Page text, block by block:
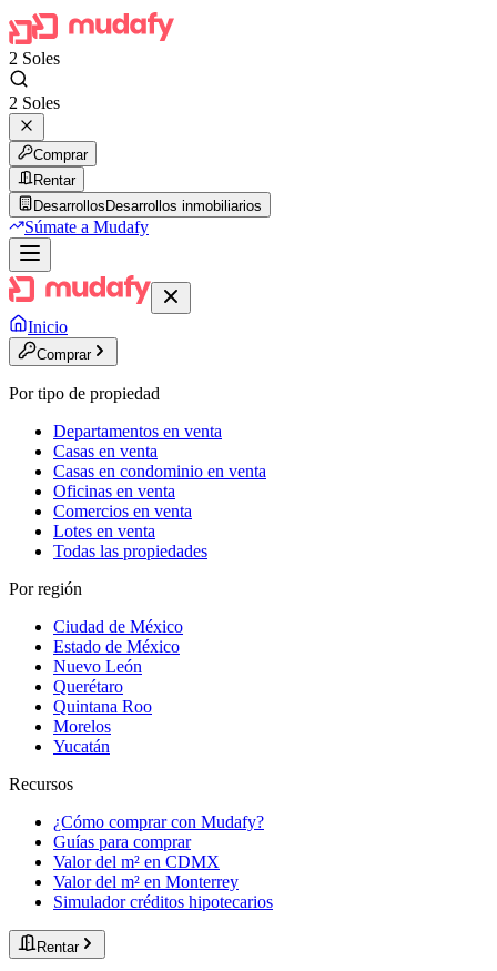
2 Soles
2 Soles
Comprar
Rentar
Desarrollos Desarrollos inmobiliarios
Súmate a Mudafy
Inicio
Comprar
Por tipo de propiedad
Departamentos en venta
Casas en venta
Casas en condominio en venta
Oficinas en venta
Comercios en venta
Lotes en venta
Todas las propiedades
Por región
Ciudad de México
Estado de México
Nuevo León
Querétaro
Quintana Roo
Morelos
Yucatán
Recursos
¿Cómo comprar con Mudafy?
Guías para comprar
Valor del m² en CDMX
Valor del m² en Monterrey
Simulador créditos hipotecarios
Rentar